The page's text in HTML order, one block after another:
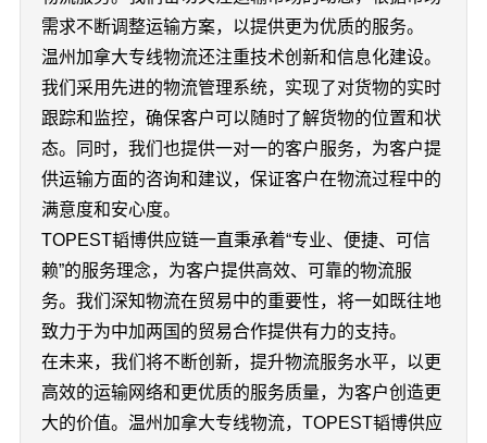
需求不断调整运输方案，以提供更为优质的服务。
温州加拿大专线物流还注重技术创新和信息化建设。
我们采用先进的物流管理系统，实现了对货物的实时
跟踪和监控，确保客户可以随时了解货物的位置和状
态。同时，我们也提供一对一的客户服务，为客户提
供运输方面的咨询和建议，保证客户在物流过程中的
满意度和安心度。
TOPEST韬博供应链一直秉承着“专业、便捷、可信
赖”的服务理念，为客户提供高效、可靠的物流服
务。我们深知物流在贸易中的重要性，将一如既往地
致力于为中加两国的贸易合作提供有力的支持。
在未来，我们将不断创新，提升物流服务水平，以更
高效的运输网络和更优质的服务质量，为客户创造更
大的价值。温州加拿大专线物流，TOPEST韬博供应